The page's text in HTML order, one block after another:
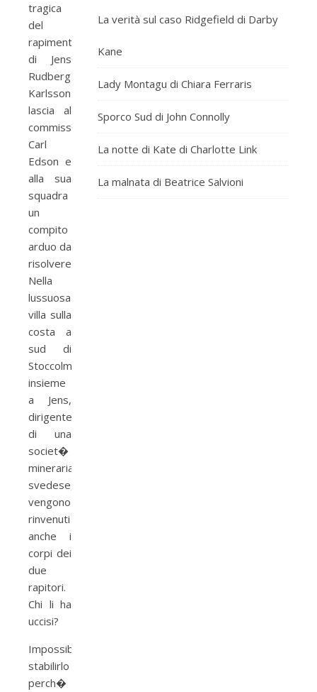
tragica
del
rapimento
di Jens
Rudberg
Karlsson
lascia al
commissario
Carl
Edson e
alla sua
squadra
un
compito
arduo da
risolvere.
Nella
lussuosa
villa sulla
costa a
sud di
Stoccolma,
insieme
a Jens,
dirigente
di una
societ�
mineraria
svedese,
vengono
rinvenuti
anche i
corpi dei
due
rapitori.
Chi li ha
uccisi?
Impossibile
stabilirlo
perch�
La verità sul caso Ridgefield di Darby
Kane
Lady Montagu di Chiara Ferraris
Sporco Sud di John Connolly
La notte di Kate di Charlotte Link
La malnata di Beatrice Salvioni